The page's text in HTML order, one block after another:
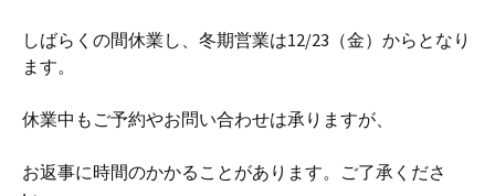
しばらくの間休業し、冬期営業は12/23（金）からとなり
ます。
休業中もご予約やお問い合わせは承りますが、
お返事に時間のかかることがあります。ご了承くださ